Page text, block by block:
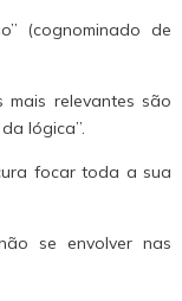
(cognominado de
mais relevantes são
lógica”.
focar toda a sua
se envolver nas